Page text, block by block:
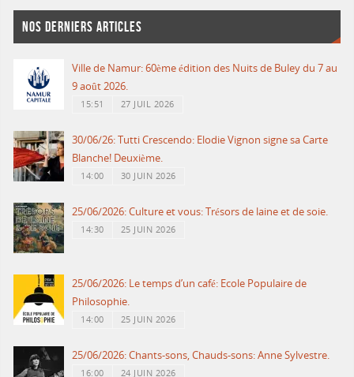
NOS DERNIERS ARTICLES
Ville de Namur: 60ème édition des Nuits de Buley du 7 au
9 août 2026.
15:51 27 JUIL 2026
30/06/26: Tutti Crescendo: Elodie Vignon signe sa Carte
Blanche! Deuxième.
14:00 30 JUIN 2026
25/06/2026: Culture et vous: Trésors de laine et de soie.
14:30 25 JUIN 2026
25/06/2026: Le temps d’un café: Ecole Populaire de
Philosophie.
14:00 25 JUIN 2026
25/06/2026: Chants-sons, Chauds-sons: Anne Sylvestre.
16:00 24 JUIN 2026